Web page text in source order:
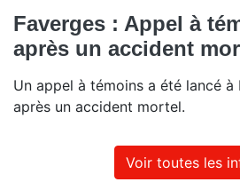
Faverges : Appel à
après un accident
Un appel à témoins a été lancé à
après un accident mortel.
Voir toutes les